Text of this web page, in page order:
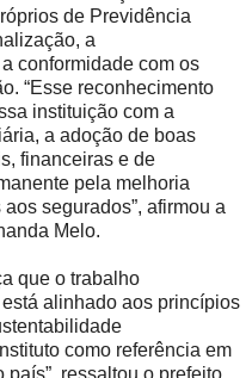
de Previdência
a
conformidade com os
“Esse reconhecimento
instituição com a
a adoção de boas
financeiras e de
pela melhoria
segurados”, afirmou a
Melo.
que o trabalho
alinhado aos princípios
como referência em
ressaltou o prefeito